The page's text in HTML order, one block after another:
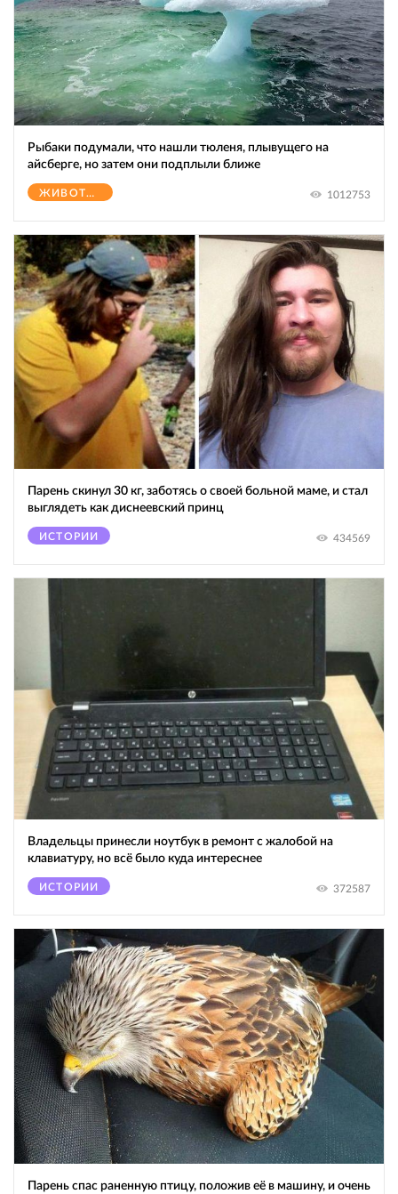
Рыбаки подумали, что нашли тюленя, плывущего на
айсберге, но затем они подплыли ближе
ЖИВОТНЫЕ 1012753
Парень скинул 30 кг, заботясь о своей больной маме, и стал
выглядеть как диснеевский принц
ИСТОРИИ 434569
Владельцы принесли ноутбук в ремонт с жалобой на
клавиатуру, но всё было куда интереснее
ИСТОРИИ 372587
Парень спас раненную птицу, положив её в машину, и очень